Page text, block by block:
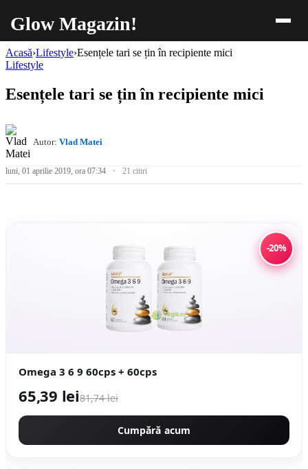
Glow Magazin!
Acasă›Lifestyle›Esențele tari se țin în recipiente mici
Lifestyle
Esențele tari se țin în recipiente mici
Autor: Vlad Matei
luni, 01 aprilie 2019, ora 07:34 21 citiri
-20%
Omega 3 6 9 60cps + 60cps
65,39 lei81,74 lei
Cumpără acum